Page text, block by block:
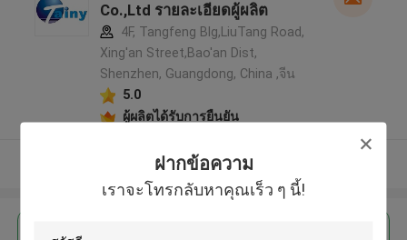
ฝากข้อความ
เราจะโทรกลับหาคุณเร็ว ๆ นี้!
Co.,Ltd รายละเอียดผู้ผลิต
4F, Tangfeng Blg,LiuTang Road,
Xing'an Street,Bao'an Dist,
Shenzhen, Guangdong, China ,จีน
5.0
ผู้ผลิตได้รับการยืนยัน
ดูเพิ่มเติม